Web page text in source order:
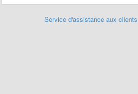
Service d'assistance aux clients